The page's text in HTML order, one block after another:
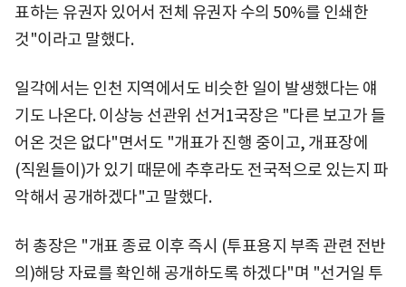
표하는 유권자 있어서 전체 유권자 수의 50%를 인쇄한
것"이라고 말했다.
일각에서는 인천 지역에서도 비슷한 일이 발생했다는 얘
기도 나온다. 이상능 선관위 선거1국장은 "다른 보고가 들
어온 것은 없다"면서도 "개표가 진행 중이고, 개표장에
(직원들이)가 있기 때문에 추후라도 전국적으로 있는지 파
악해서 공개하겠다"고 말했다.
허 총장은 "개표 종료 이후 즉시 (투표용지 부족 관련 전반
의)해당 자료를 확인해 공개하도록 하겠다"며 "선거일 투